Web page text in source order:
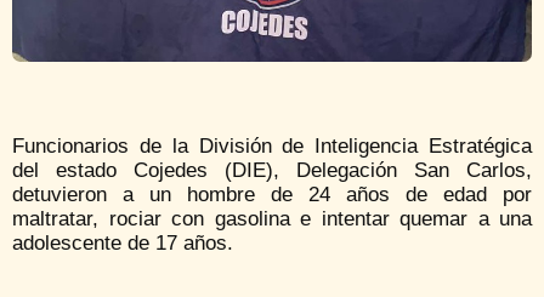
Funcionarios de la División de Inteligencia Estratégica
del estado Cojedes (DIE), Delegación San Carlos,
detuvieron a un hombre de 24 años de edad por
maltratar, rociar con gasolina e intentar quemar a una
adolescente de 17 años.